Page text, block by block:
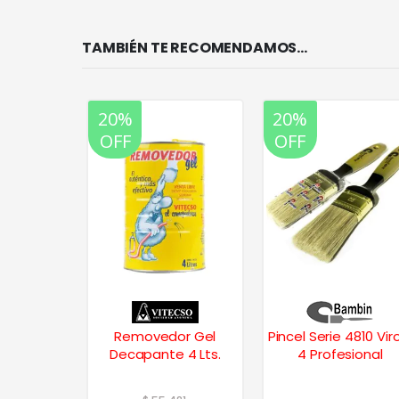
TAMBIÉN TE RECOMENDAMOS…
20%
OFF
Removedor Gel
Decapante 4 Lts.
20%
OFF
Pincel Serie 4810
4 Profesional